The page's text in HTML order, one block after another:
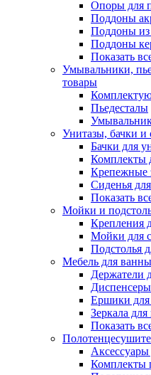
Опоры для
Поддоны
Поддоны из
Поддоны
Показать
Умывальники,
товары
Пьедесталы
Унитазы, бачки и
Бачки для
Комплекты
Крепежные
Сиденья
Показать
Мойки и
Крепления
Мойки для
Подстолья
Мебель для
Держатели
Ершики для
Зеркала
Показать
Комплекты